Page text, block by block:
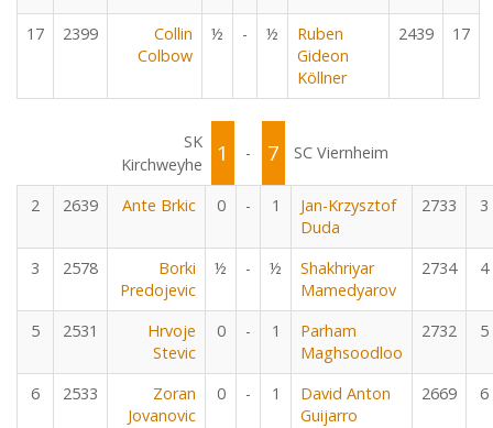
17
2399
Collin
Colbow
½ - ½
Ruben
Gideon
Köllner
2439 17
SK
Kirchweyhe
1 - 7 SC Viernheim
2 2639 Ante Brkic 0 - 1
Jan-Krzysztof
Duda
2733 3
3 2578
Borki
Predojevic
½ - ½
Shakhriyar
Mamedyarov
2734 4
5 2531
Hrvoje
Stevic
0 - 1
Parham
Maghsoodloo
2732 5
6 2533
Zoran
Jovanovic
0 - 1
David Anton
Guijarro
2669 6